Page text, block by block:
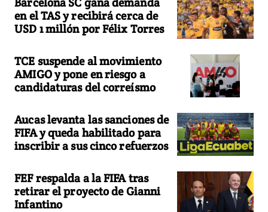
en el TAS y recibirá cerca de
USD 1 millón por Félix Torres
TCE suspende al movimiento
AMIGO y pone en riesgo a
candidaturas del correísmo
Aucas levanta las sanciones de
FIFA y queda habilitado para
inscribir a sus cinco refuerzos
FEF respalda a la FIFA tras
retirar el proyecto de Gianni
Infantino